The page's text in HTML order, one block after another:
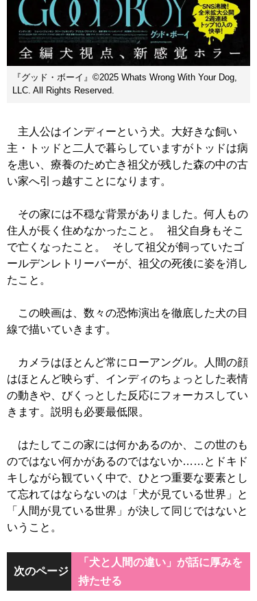
『グッド・ボーイ』©︎2025 Whats Wrong With Your Dog,
LLC. All Rights Reserved.
主人公はインディーという犬。大好きな飼い
主・トッドと二人で暮らしていますがトッドは病
を患い、療養のため亡き祖父が残した森の中の古
い家へ引っ越すことになります。
その家には不穏な背景がありました。何人もの
住人が長く住めなかったこと。 祖父自身もそこ
で亡くなったこと。 そして祖父が飼っていたゴ
ールデンレトリーバーが、祖父の死後に姿を消し
たこと。
この映画は、数々の恐怖演出を徹底した犬の目
線で描いていきます。
カメラはほとんど常にローアングル。人間の顔
はほとんど映らず、インディのちょっとした表情
の動きや、びくっとした反応にフォーカスしてい
きます。説明も必要最低限。
はたしてこの家には何かあるのか、この世のも
のではない何かがあるのではないか……とドキド
キしながら観ていく中で、ひとつ重要な要素とし
て忘れてはならないのは「犬が見ている世界」と
「人間が見ている世界」が決して同じではないと
いうこと。
次のページ
「犬と人間の違い」が話に厚みを
持たせる